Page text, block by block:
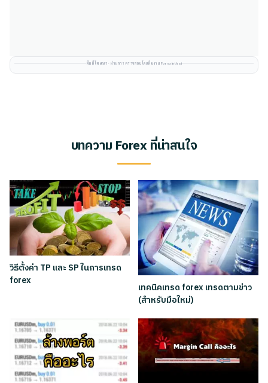
พื้นที่โฆษณา · ผ่านการตรวจสอบโดยทีมงาน Forexinthai
บทความ Forex ที่น่าสนใจ
วิธีตั้งค่า TP และ SP ในการเทรด
forex
เทคนิคเทรด forex เทรดตามข่าว
(สำหรับมือใหม่)